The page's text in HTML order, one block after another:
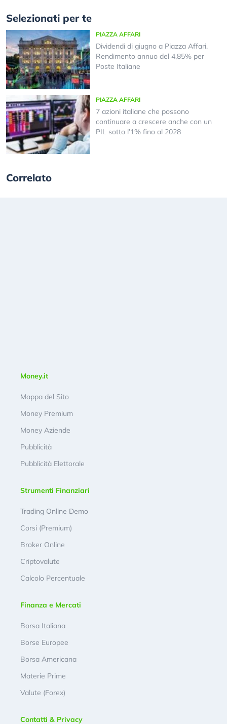
Selezionati per te
PIAZZA AFFARI
Dividendi di giugno a Piazza Affari.
Rendimento annuo del 4,85% per
Poste Italiane
PIAZZA AFFARI
7 azioni italiane che possono
continuare a crescere anche con un
PIL sotto l’1% fino al 2028
Correlato
Money.it
Mappa del Sito
Money Premium
Money Aziende
Pubblicità
Pubblicità Elettorale
Strumenti Finanziari
Trading Online Demo
Corsi (Premium)
Broker Online
Criptovalute
Calcolo Percentuale
Finanza e Mercati
Borsa Italiana
Borse Europee
Borsa Americana
Materie Prime
Valute (Forex)
Contatti & Privacy